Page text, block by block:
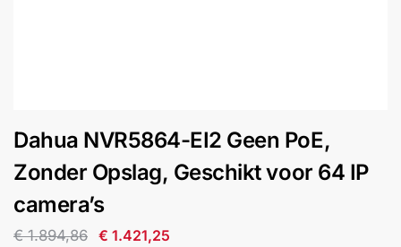
&
Intercom
Branddetectie
Dahua NVR5864-EI2 Geen PoE,
Zonder Opslag, Geschikt voor 64 IP
camera’s
€1.894,86 € 1.421,25